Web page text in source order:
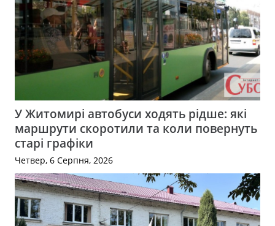
У Житомирі автобуси ходять рідше: які
маршрути скоротили та коли повернуть
старі графіки
Четвер, 6 Серпня, 2026